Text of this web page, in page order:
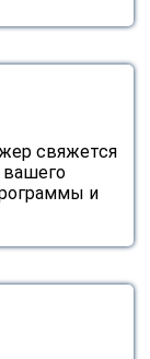
свяжется
вашего
и